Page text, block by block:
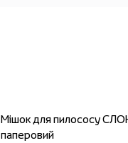
Мішок для пилососу
паперовий